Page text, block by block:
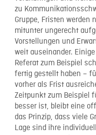
zu
Gruppe, Fristen werden
mitunter ungerecht
Vorstellungen und
weit auseinander.
Referat zum Beispiel
fertig gestellt haben –
vorher als Frist
Zeitpunkt zum Beispiel
besser ist, bleibt eine
das Prinzip, dass viele
Lage sind ihre